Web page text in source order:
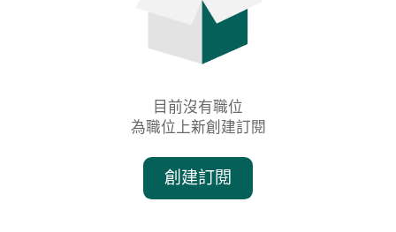
目前沒有職位
為職位上新創建訂閱
創建訂閱